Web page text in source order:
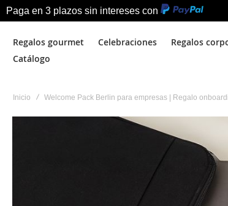
Paga en 3 plazos sin intereses con
Regalos gourmet Celebraciones Regalos
Catálogo
Inicio Welcome Pack Berlin para empresas | Regalo